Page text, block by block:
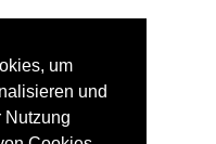
um
und
Nutzung